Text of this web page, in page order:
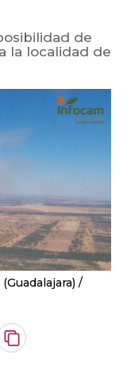
de
la localidad de
Copiar